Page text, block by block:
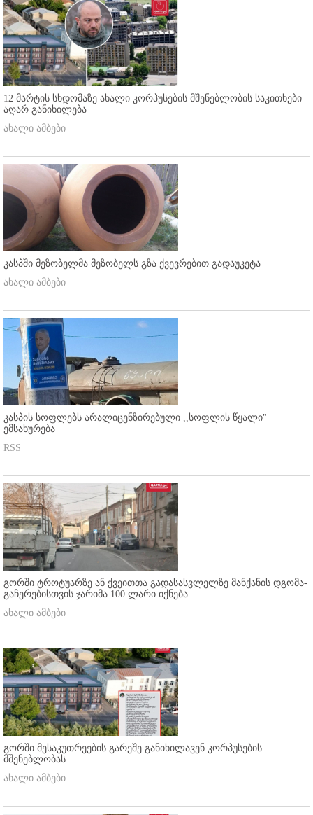
12 მარტის სხდომაზე ახალი კორპუსების მშენებლობის საკითხები
აღარ განიხილება
ახალი ამბები
კასპში მეზობელმა მეზობელს გზა ქვევრებით გადაუკეტა
ახალი ამბები
კასპის სოფლებს არალიცენზირებული ,,სოფლის წყალი"
ემსახურება
RSS
გორში ტროტუარზე ან ქვეითთა გადასასვლელზე მანქანის დგომა-
გაჩერებისთვის ჯარიმა 100 ლარი იქნება
ახალი ამბები
გორში მესაკუთრეების გარეშე განიხილავენ კორპუსების
მშენებლობას
ახალი ამბები